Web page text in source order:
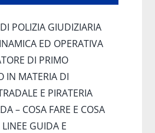
POLIZIA GIUDIZIARIA
ED OPERATIVA
DI PRIMO
IN MATERIA DI
E PIRATERIA
– COSA FARE E COSA
GUIDA E